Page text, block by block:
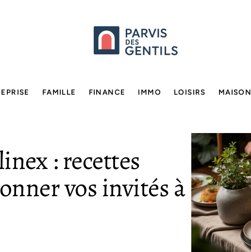
FAMILLE FINANCE IMMO LOISIRS MAISON
: recettes
vos invités à